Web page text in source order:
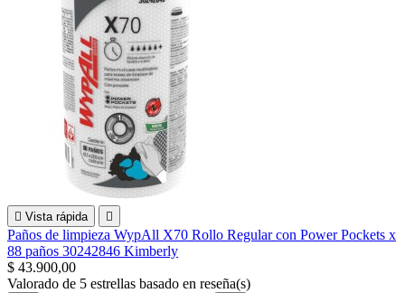
 Vista rápida 
Paños de limpieza WypAll X70 Rollo Regular con Power Pockets x
88 paños 30242846 Kimberly
$ 43.900,00
Valorado de 5 estrellas basado en reseña(s)